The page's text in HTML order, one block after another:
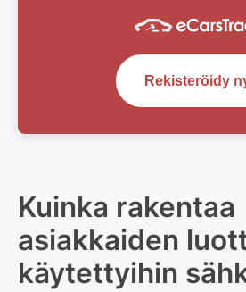
Rekisteröidy
Kuinka rakentaa
asiakkaiden
käytettyihin